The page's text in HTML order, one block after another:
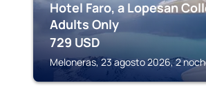
Hotel Faro, a Lopesan
Adults Only
729 USD
Meloneras, 23 agosto 2026, 2